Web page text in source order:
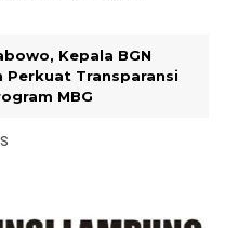
Kepala BGN
Perkuat Transparansi
MBG